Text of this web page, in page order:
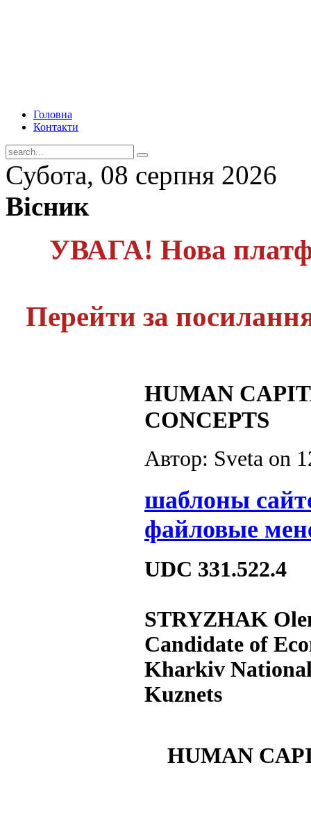
Головна
Контакти
Субота, 08 серпня 2026
Вісник
УВАГА! Нова
Перейти за
HUMAN
CONCEPTS
Автор: Sveta on
шаблоны
файловые
UDC 331.522.4
STRYZHAK
Candidate of
Kharkiv
Kuznets
HUMAN